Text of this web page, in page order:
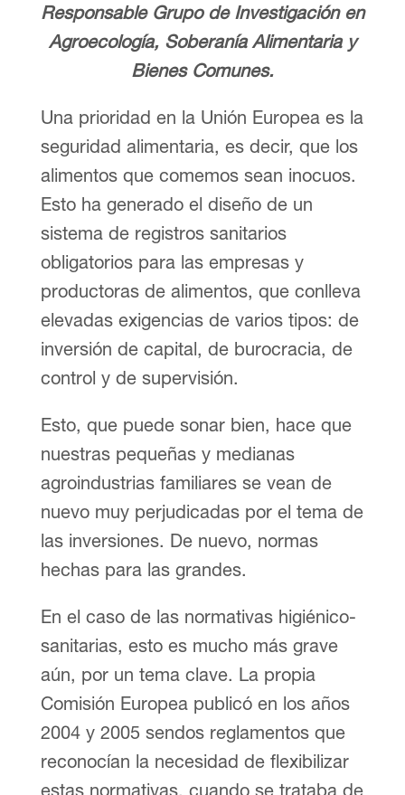
Responsable Grupo de Investigación en
Agroecología, Soberanía Alimentaria y
Bienes Comunes.
Una prioridad en la Unión Europea es la
seguridad alimentaria, es decir, que los
alimentos que comemos sean inocuos.
Esto ha generado el diseño de un
sistema de registros sanitarios
obligatorios para las empresas y
productoras de alimentos, que conlleva
elevadas exigencias de varios tipos: de
inversión de capital, de burocracia, de
control y de supervisión.
Esto, que puede sonar bien, hace que
nuestras pequeñas y medianas
agroindustrias familiares se vean de
nuevo muy perjudicadas por el tema de
las inversiones. De nuevo, normas
hechas para las grandes.
En el caso de las normativas higiénico-
sanitarias, esto es mucho más grave
aún, por un tema clave. La propia
Comisión Europea publicó en los años
2004 y 2005 sendos reglamentos que
reconocían la necesidad de flexibilizar
estas normativas, cuando se trataba de